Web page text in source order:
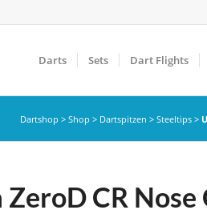
Darts Sets Dart Flights
Dartshop > Shop > Dartspitzen > Steeltips >
CR Nose